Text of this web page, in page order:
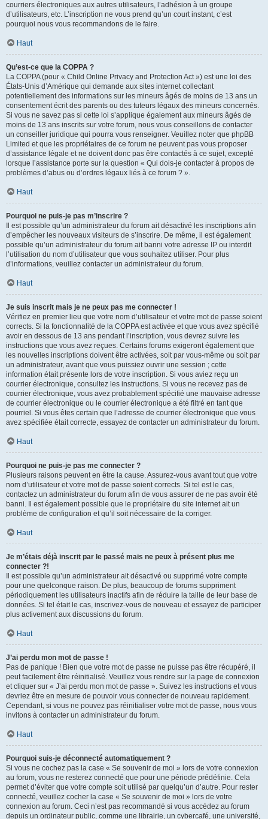
courriers électroniques aux autres utilisateurs, l’adhésion à un groupe
d’utilisateurs, etc. L’inscription ne vous prend qu’un court instant, c’est
pourquoi nous vous recommandons de le faire.
Haut
Qu’est-ce que la COPPA ?
La COPPA (pour « Child Online Privacy and Protection Act ») est une loi des
États-Unis d’Amérique qui demande aux sites internet collectant
potentiellement des informations sur les mineurs âgés de moins de 13 ans un
consentement écrit des parents ou des tuteurs légaux des mineurs concernés.
Si vous ne savez pas si cette loi s’applique également aux mineurs âgés de
moins de 13 ans inscrits sur votre forum, nous vous conseillons de contacter
un conseiller juridique qui pourra vous renseigner. Veuillez noter que phpBB
Limited et que les propriétaires de ce forum ne peuvent pas vous proposer
d’assistance légale et ne doivent donc pas être contactés à ce sujet, excepté
lorsque l’assistance porte sur la question « Qui dois-je contacter à propos de
problèmes d’abus ou d’ordres légaux liés à ce forum ? ».
Haut
Pourquoi ne puis-je pas m’inscrire ?
Il est possible qu’un administrateur du forum ait désactivé les inscriptions afin
d’empêcher les nouveaux visiteurs de s’inscrire. De même, il est également
possible qu’un administrateur du forum ait banni votre adresse IP ou interdit
l’utilisation du nom d’utilisateur que vous souhaitez utiliser. Pour plus
d’informations, veuillez contacter un administrateur du forum.
Haut
Je suis inscrit mais je ne peux pas me connecter !
Vérifiez en premier lieu que votre nom d’utilisateur et votre mot de passe soient
corrects. Si la fonctionnalité de la COPPA est activée et que vous avez spécifié
avoir en dessous de 13 ans pendant l’inscription, vous devrez suivre les
instructions que vous avez reçues. Certains forums exigeront également que
les nouvelles inscriptions doivent être activées, soit par vous-même ou soit par
un administrateur, avant que vous puissiez ouvrir une session ; cette
information était présente lors de votre inscription. Si vous aviez reçu un
courrier électronique, consultez les instructions. Si vous ne recevez pas de
courrier électronique, vous avez probablement spécifié une mauvaise adresse
de courrier électronique ou le courrier électronique a été filtré en tant que
pourriel. Si vous êtes certain que l’adresse de courrier électronique que vous
avez spécifiée était correcte, essayez de contacter un administrateur du forum.
Haut
Pourquoi ne puis-je pas me connecter ?
Plusieurs raisons peuvent en être la cause. Assurez-vous avant tout que votre
nom d’utilisateur et votre mot de passe soient corrects. Si tel est le cas,
contactez un administrateur du forum afin de vous assurer de ne pas avoir été
banni. Il est également possible que le propriétaire du site internet ait un
problème de configuration et qu’il soit nécessaire de la corriger.
Haut
Je m’étais déjà inscrit par le passé mais ne peux à présent plus me
connecter ?!
Il est possible qu’un administrateur ait désactivé ou supprimé votre compte
pour une quelconque raison. De plus, beaucoup de forums suppriment
périodiquement les utilisateurs inactifs afin de réduire la taille de leur base de
données. Si tel était le cas, inscrivez-vous de nouveau et essayez de participer
plus activement aux discussions du forum.
Haut
J’ai perdu mon mot de passe !
Pas de panique ! Bien que votre mot de passe ne puisse pas être récupéré, il
peut facilement être réinitialisé. Veuillez vous rendre sur la page de connexion
et cliquer sur « J’ai perdu mon mot de passe ». Suivez les instructions et vous
devriez être en mesure de pouvoir vous connecter de nouveau rapidement.
Cependant, si vous ne pouvez pas réinitialiser votre mot de passe, nous vous
invitons à contacter un administrateur du forum.
Haut
Pourquoi suis-je déconnecté automatiquement ?
Si vous ne cochez pas la case « Se souvenir de moi » lors de votre connexion
au forum, vous ne resterez connecté que pour une période prédéfinie. Cela
permet d’éviter que votre compte soit utilisé par quelqu’un d’autre. Pour rester
connecté, veuillez cocher la case « Se souvenir de moi » lors de votre
connexion au forum. Ceci n’est pas recommandé si vous accédez au forum
depuis un ordinateur public, comme une librairie, un cybercafé, une université,